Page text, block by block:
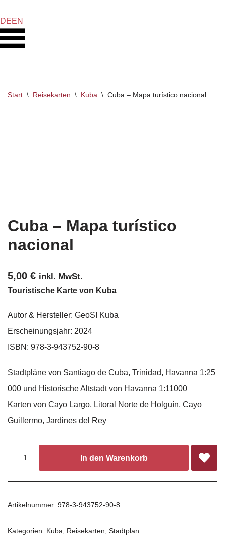
Zum
Inhalt
DEEN
Start \ Reisekarten \ Kuba \ Cuba – Mapa turístico nacional
Cuba – Mapa turístico
nacional
5,00 € inkl. MwSt.
Touristische Karte von Kuba
Autor & Hersteller: GeoSI Kuba
Erscheinungsjahr: 2024
ISBN: 978-3-943752-90-8
Stadtpläne von Santiago de Cuba, Trinidad, Havanna 1:25
000 und Historische Altstadt von Havanna 1:11000
Karten von Cayo Largo, Litoral Norte de Holguín, Cayo
Guillermo, Jardines del Rey
In den Warenkorb
Artikelnummer: 978-3-943752-90-8
Kategorien: Kuba Reisekarten Stadtplan